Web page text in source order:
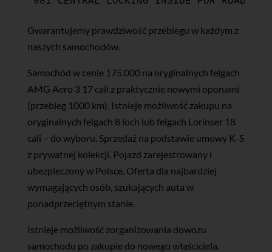
Gwarantujemy prawdziwość przebiegu w każdym z
naszych samochodów.
Samochód w cenie 175.000 na oryginalnych felgach
AMG Aero 3 17 cali z praktycznie nowymi oponami
(przebieg 1000 km). Istnieje możliwość zakupu na
oryginalnych felgach 8 loch lub felgach Lorinser 18
cali – do wyboru. Sprzedaż na podstawie umowy K-S
z prywatnej kolekcji. Pojazd zarejestrowany i
ubezpieczony w Polsce. Oferta dla najbardziej
wymagających osób, szukających auta w
ponadprzeciętnym stanie.
Istnieje możliwość zorganizowania dowozu
samochodu po zakupie do nowego właściciela.